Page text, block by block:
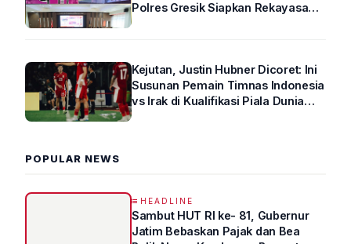
Polres Gresik Siapkan Rekayasa
Kejutan, Justin Hubner Dicoret: Ini
Susunan Pemain Timnas Indonesia
vs Irak di Kualifikasi Piala Dunia
POPULAR NEWS
HEADLINE
Sambut HUT RI ke- 81, Gubernur
Jatim Bebaskan Pajak dan Bea